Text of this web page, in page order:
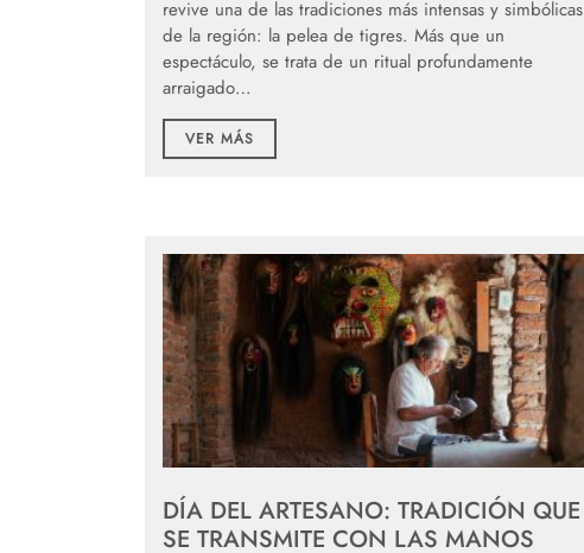
revive una de las tradiciones más intensas y simbólicas
de la región: la pelea de tigres. Más que un
espectáculo, se trata de un ritual profundamente
arraigado…
VER MÁS
DÍA DEL ARTESANO: TRADICIÓN QUE
SE TRANSMITE CON LAS MANOS